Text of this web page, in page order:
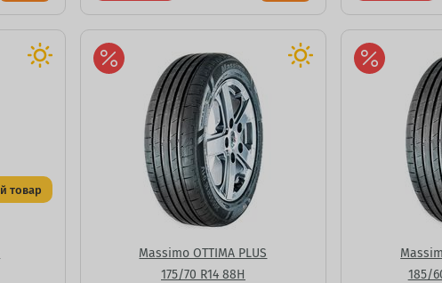
товар
Massimo OTTIMA PLUS
175/70 R14 88H
185/